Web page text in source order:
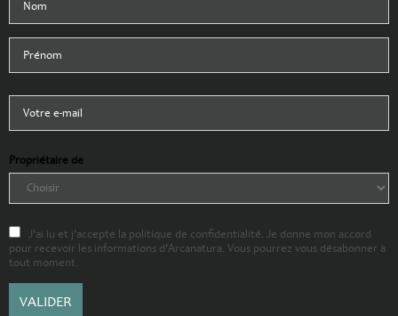
Propriétaire de
J'ai lu et j'accepte la politique de confidentialité. Je donne mon accord
pour recevoir les informations d'Arcanatura. Vous pourrez vous désabonner à
tout moment.